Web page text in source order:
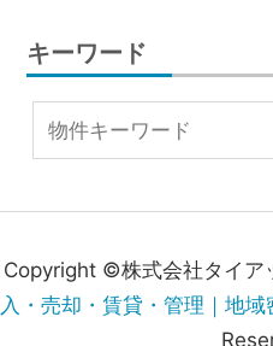
キーワード
Copyright ©株式会社タイア
入・売却・賃貸・管理｜地